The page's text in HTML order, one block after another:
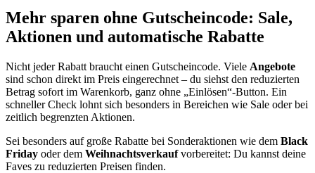
Mehr sparen ohne Gutscheincode: Sale,
Aktionen und automatische Rabatte
Nicht jeder Rabatt braucht einen Gutscheincode. Viele Angebote
sind schon direkt im Preis eingerechnet – du siehst den reduzierten
Betrag sofort im Warenkorb, ganz ohne „Einlösen“-Button. Ein
schneller Check lohnt sich besonders in Bereichen wie Sale oder bei
zeitlich begrenzten Aktionen.
Sei besonders auf große Rabatte bei Sonderaktionen wie dem Black
Friday oder dem Weihnachtsverkaufvorbereitet: Du kannst deine
Faves zu reduzierten Preisen finden.